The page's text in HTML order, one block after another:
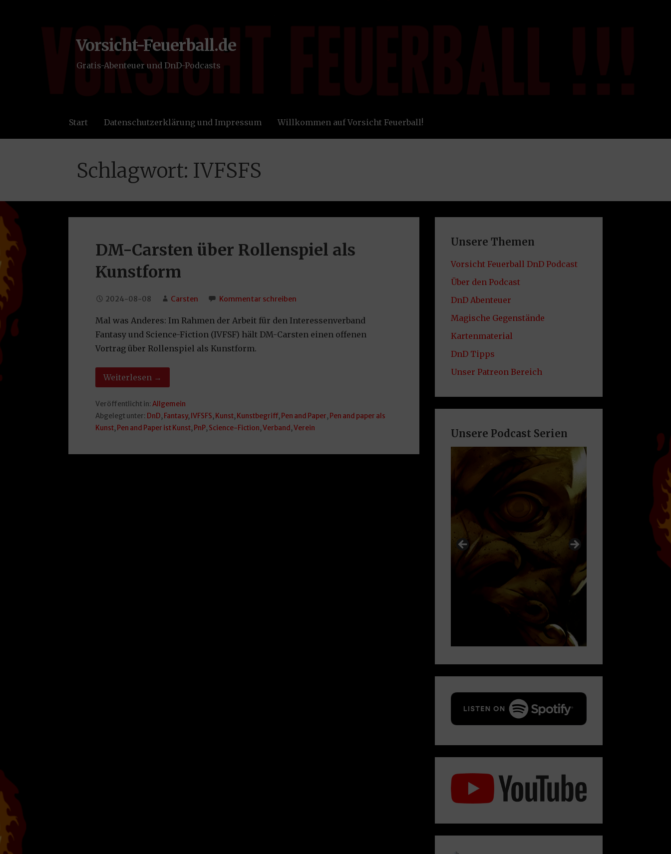
Vorsicht-Feuerball.de
Gratis-Abenteuer und DnD-Podcasts
Start Datenschutzerklärung und Impressum Willkommen auf Vorsicht Feuerball!
Schlagwort: IVFSFS
DM-Carsten über Rollenspiel als
Kunstform
2024-08-08 Carsten Kommentar schreiben
Mal was Anderes: Im Rahmen der Arbeit für den Interessenverband
Fantasy und Science-Fiction (IVFSF) hält DM-Carsten einen offenen
Vortrag über Rollenspiel als Kunstform.
Weiterlesen →
Veröffentlicht in:Allgemein
Abgelegt unter: DnD, Fantasy, IVFSFS, Kunst, Kunstbegriff, Pen and Paper, Pen and paper als
Kunst, Pen and Paper ist Kunst, PnP, Science-Fiction,Verband ,Verein
Unsere Themen
Vorsicht Feuerball DnD Podcast
Über den Podcast
DnD Abenteuer
Magische Gegenstände
Kartenmaterial
DnD Tipps
Unser Patreon Bereich
Unsere Podcast Serien